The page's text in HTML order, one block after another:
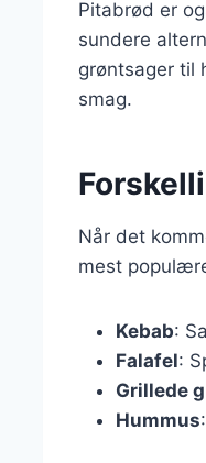
Pitabrød er
sundere
grøntsager til
smag.
Når det
mest
Kebab:
Falafel:
Grillede
Hummus